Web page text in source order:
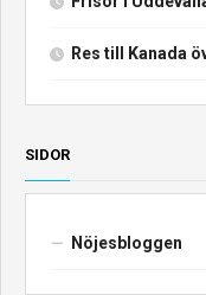
Res till Kanada
SIDOR
Nöjesbloggen